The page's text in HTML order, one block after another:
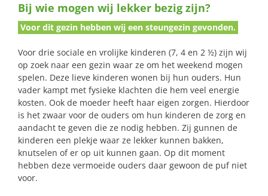
naar:
Bij wie mogen wij lekker bezig zijn?
Voor dit gezin hebben wij een steungezin gevonden.
Voor drie sociale en vrolijke kinderen (7, 4 en 2 ½) zijn wij
op zoek naar een gezin waar ze om het weekend mogen
spelen. Deze lieve kinderen wonen bij hun ouders. Hun
vader kampt met fysieke klachten die hem veel energie
kosten. Ook de moeder heeft haar eigen zorgen. Hierdoor
is het zwaar voor de ouders om hun kinderen de zorg en
aandacht te geven die ze nodig hebben. Zij gunnen de
kinderen een plekje waar ze lekker kunnen bakken,
knutselen of er op uit kunnen gaan. Op dit moment
hebben deze vermoeide ouders daar gewoon de puf niet
voor.